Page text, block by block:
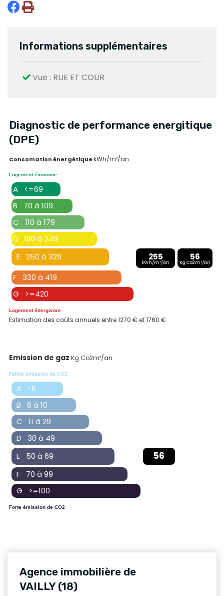
Informations supplémentaires
Vue : RUE ET COUR
Diagnostic de performance energitique
(DPE)
Consomation énergétiquekWh/m²/an
Logement économe
A <=69
B 70 à 109
C 110 à 179
D 180 à 249
E 250 à 329
255
kWh/m²/an
56
Kg Co2m²/an
F 330 à 419
G >=420
Logement énergivore
Estimation des coûts annuels entre 1270 € et 1760 €
Emission de gaz Kg Co2m²/an
Faible émission de CO2
A <6
B 6 à 10
C 11 à 29
D 30 à 49
E 50 à 69
56
F 70 à 99
G >=100
Forte émission de CO2
Agence immobilière de
VAILLY (18)